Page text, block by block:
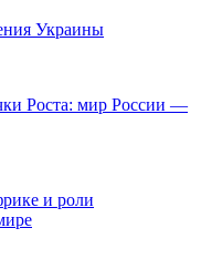
Украины
Роста: мир России —
и роли